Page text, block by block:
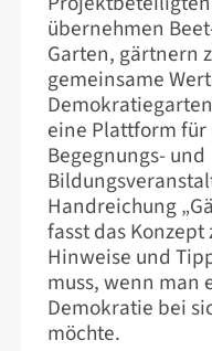
übernehmen
Garten, gärtnern
gemeinsame
eine Plattform
Begegnungs- und
Handreichung
fasst das
Hinweise und
muss, wenn man
Demokratie bei
möchte.